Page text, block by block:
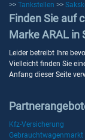
>> Tankstellen >>
Finden Sie auf
Marke ARAL in
Leider betreibt Ihre
Vielleicht finden Sie
Anfang dieser Seite
Kfz-Versicherung
Gebrauchtwagenmarkt